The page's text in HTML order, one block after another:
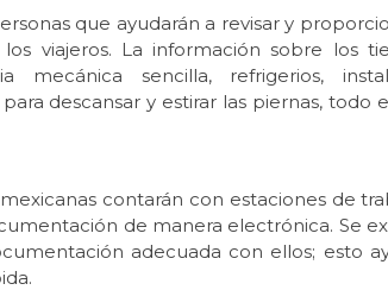
que ayudarán a revisar y
viajeros. La información sobre los
mecánica sencilla, refrigerios,
descansar y estirar las piernas, todo
contarán con estaciones de
de manera electrónica. Se
adecuada con ellos; esto